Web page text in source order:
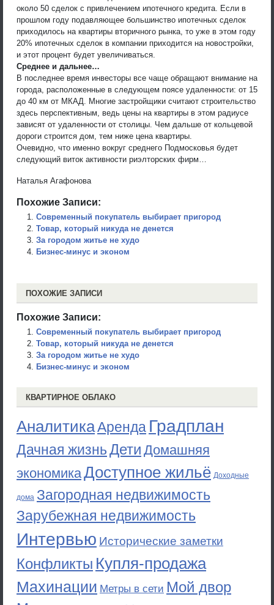
около 50 сделок с привлечением ипотечного кредита. Если в
прошлом году подавляющее большинство ипотечных сделок
приходилось на квартиры вторичного рынка, то уже в этом году
20% ипотечных сделок в компании приходится на новостройки,
и этот процент будет увеличиваться.
Среднее и дальнее…
В последнее время инвесторы все чаще обращают внимание на
города, расположенные в следующем поясе удаленности: от 15
до 40 км от МКАД. Многие застройщики считают строительство
здесь перспективным, ведь цены на квартиры в этом радиусе
зависят от удаленности от столицы. Чем дальше от кольцевой
дороги строится дом, тем ниже цена квартиры.
Очевидно, что именно вокруг среднего Подмосковья будет
следующий виток активности риэлторских фирм…
Наталья Агафонова
Похожие Записи:
Современный покупатель выбирает пригород
Товар, который никуда не денется
За городом житье не худо
Бизнес-минус и эконом
ПОХОЖИЕ ЗАПИСИ
Похожие Записи:
Современный покупатель выбирает пригород
Товар, который никуда не денется
За городом житье не худо
Бизнес-минус и эконом
КВАРТИРНОЕ ОБЛАКО
АналитикаАренда Градплан
Дачная жизньДети Домашняя
экономикаДоступное жильё Доходные
дома Загородная недвижимость
Зарубежная недвижимость
Интервью Исторические заметки
Конфликты Купля-продажа
Махинации Метры в сети Мой двор